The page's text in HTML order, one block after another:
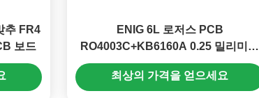
추 FR4
보드
ENIG 6L 로저스 PCB
RO4003C+KB6160A 0.25 밀리미터
민 홀 104.53*154.55mm
최상의 가격을 얻으세요